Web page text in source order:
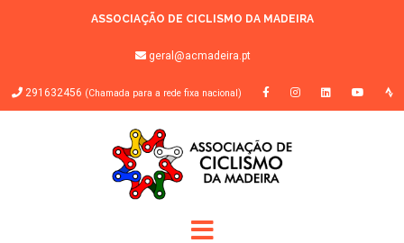
ASSOCIAÇÃO DE CICLISMO DA MADEIRA
geral@acmadeira.pt
291632456 (Chamada para a rede fixa nacional)